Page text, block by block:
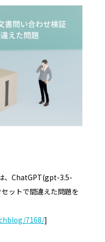
、ChatGPT(gpt-3.5-
ットで間違えた問題を
7168/]